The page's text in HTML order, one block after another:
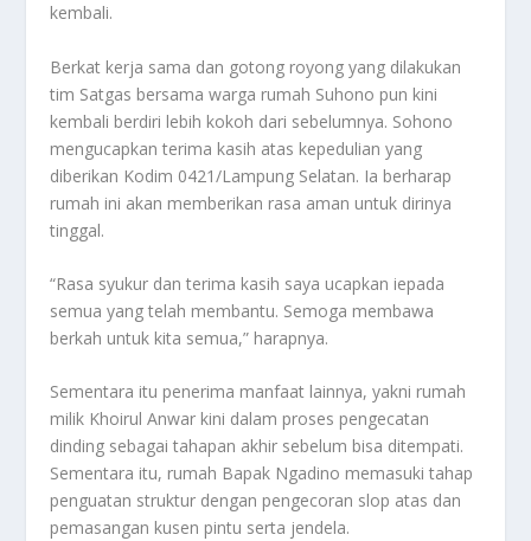
kembali.
Berkat kerja sama dan gotong royong yang dilakukan
tim Satgas bersama warga rumah Suhono pun kini
kembali berdiri lebih kokoh dari sebelumnya. Sohono
mengucapkan terima kasih atas kepedulian yang
diberikan Kodim 0421/Lampung Selatan. Ia berharap
rumah ini akan memberikan rasa aman untuk dirinya
tinggal.
“Rasa syukur dan terima kasih saya ucapkan iepada
semua yang telah membantu. Semoga membawa
berkah untuk kita semua,” harapnya.
Sementara itu penerima manfaat lainnya, yakni rumah
milik Khoirul Anwar kini dalam proses pengecatan
dinding sebagai tahapan akhir sebelum bisa ditempati.
Sementara itu, rumah Bapak Ngadino memasuki tahap
penguatan struktur dengan pengecoran slop atas dan
pemasangan kusen pintu serta jendela.